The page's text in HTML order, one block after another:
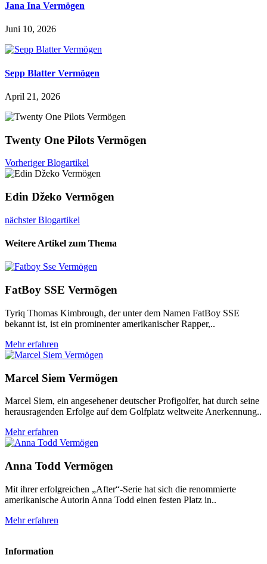
Jana Ina Vermögen
Juni 10, 2026
Sepp Blatter Vermögen
April 21, 2026
Twenty One Pilots Vermögen
Vorheriger Blogartikel
Edin Džeko Vermögen
nächster Blogartikel
Weitere Artikel zum Thema
FatBoy SSE Vermögen
Tyriq Thomas Kimbrough, der unter dem Namen FatBoy SSE
bekannt ist, ist ein prominenter amerikanischer Rapper,..
Mehr erfahren
Marcel Siem Vermögen
Marcel Siem, ein angesehener deutscher Profigolfer, hat durch seine
herausragenden Erfolge auf dem Golfplatz weltweite Anerkennung..
Mehr erfahren
Anna Todd Vermögen
Mit ihrer erfolgreichen „After“-Serie hat sich die renommierte
amerikanische Autorin Anna Todd einen festen Platz in..
Mehr erfahren
Information